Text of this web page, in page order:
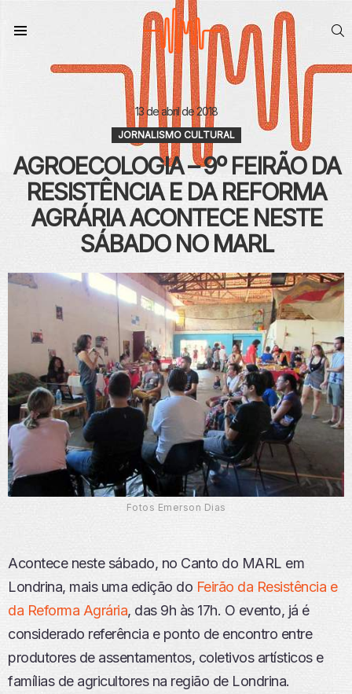
13 de abril de 2018
JORNALISMO CULTURAL
AGROECOLOGIA – 9º FEIRÃO DA
RESISTÊNCIA E DA REFORMA
AGRÁRIA ACONTECE NESTE
SÁBADO NO MARL
Fotos Emerson Dias
Acontece neste sábado, no Canto do MARL em
Londrina, mais uma edição do Feirão da Resistência e
da Reforma Agrária, das 9h às 17h. O evento, já é
considerado referência e ponto de encontro entre
produtores de assentamentos, coletivos artísticos e
famílias de agricultores na região de Londrina.